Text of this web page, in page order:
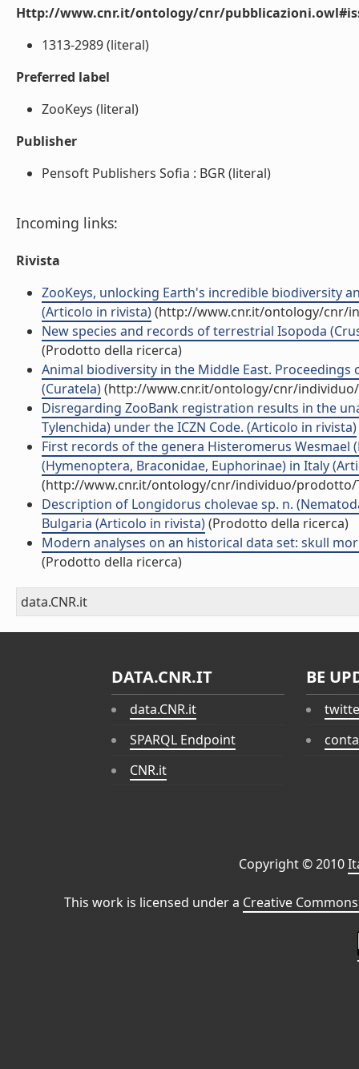
Http://www.cnr.it/ontology/cnr/
1313-2989 (literal)
Preferred label
ZooKeys (literal)
Publisher
Pensoft Publishers Sofia : BGR (literal)
Incoming links:
Rivista
ZooKeys, unlocking Earth's incredible biodiversity
(Articolo in rivista)(http://www.cnr.it/ontology/cnr/
New species and records of terrestrial Isopoda
(Prodotto della ricerca)
Animal biodiversity in the Middle East. Proceedings
(Curatela)(http://www.cnr.it/ontology/cnr/
Disregarding ZooBank registration results in the
Tylenchida) under the ICZN Code. (Articolo in rivista)
First records of the genera Histeromerus Wesmael
(Hymenoptera, Braconidae, Euphorinae) in Italy
(http://www.cnr.it/ontology/cnr/individuo/prodotto/
Description of Longidorus cholevae sp. n.
Bulgaria (Articolo in rivista)(Prodotto della ricerca)
Modern analyses on an historical data set: skull
(Prodotto della ricerca)
data.CNR.it
DATA.CNR.IT
data.CNR.it
SPARQL Endpoint
CNR.it
BE
Copyright © 2010
This work is licensed under a Creative